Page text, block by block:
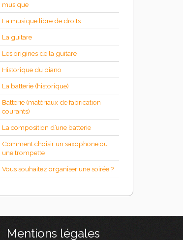
musique
La musique libre de droits
La guitare
Les origines de la guitare
Historique du piano
La batterie (historique)
Batterie (matériaux de fabrication
courants)
La composition d’une batterie
Comment choisir un saxophone ou
une trompette
Vous souhaitez organiser une soirée ?
Mentions légales